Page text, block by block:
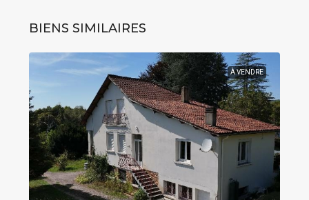
BIENS SIMILAIRES
À VENDRE